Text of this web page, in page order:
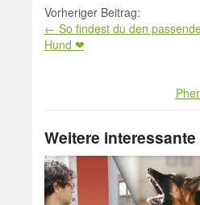
Beitrag
Navigation
Vorheriger Beitrag:
← So findest du den
Hund ❤
Weitere